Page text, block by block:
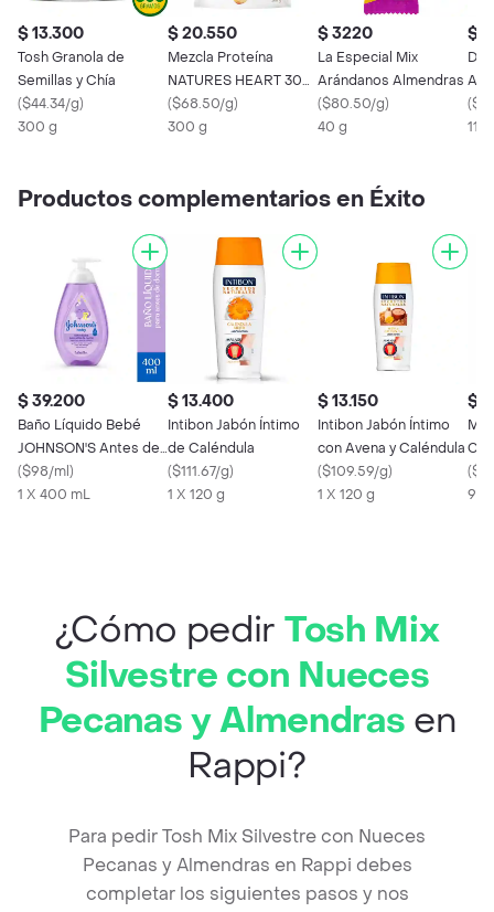
$ 13.300
Tosh Granola de
Semillas y Chía
($44.34/g)
300 g
$ 20.550
Mezcla Proteína
NATURES HEART 300
gr
($68.50/g)
300 g
$ 3220
La Especial Mix
Arándanos Almendras
($80.50/g)
40 g
$
Del
de
(
110
Productos complementarios en Éxito
$ 39.200
Baño Líquido Bebé
JOHNSON'S Antes de
Dormir 400 ML
($98/ml)
1 X 400 mL
$ 13.400
Intibon Jabón Íntimo
de Caléndula
($111.67/g)
1 X 120 g
$ 13.150
Intibon Jabón Íntimo
con Avena y Caléndula
($109.59/g)
1 X 120 g
$
(
90
¿Cómo pedir Tosh Mix
Silvestre con Nueces
Pecanas y Almendras en
Rappi?
Para pedir Tosh Mix Silvestre con Nueces
Pecanas y Almendras en Rappi debes
completar los siguientes pasos y nos